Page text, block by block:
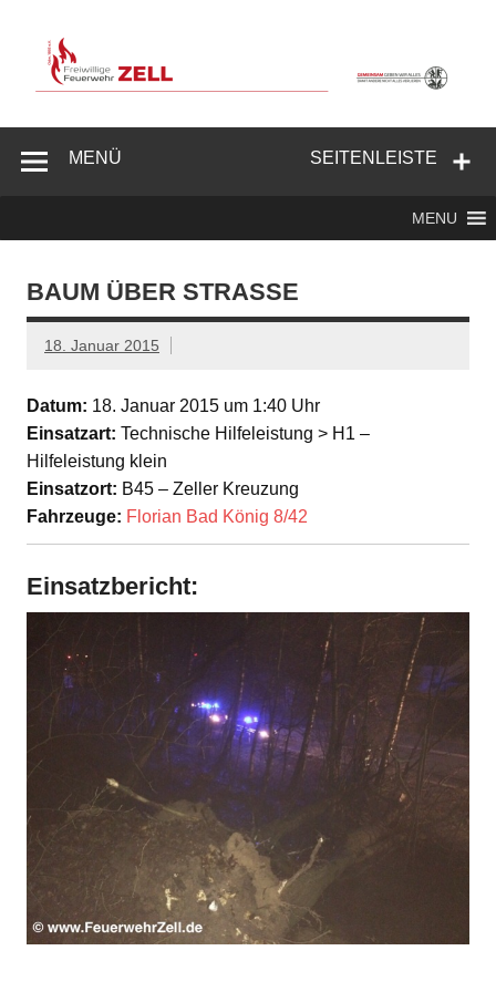
springen
Feuerwehr
SEITENLEISTE
MENÜ
MENU
BAUM ÜBER STRASSE
18. Januar 2015
Datum: 18. Januar 2015 um 1:40 Uhr
Einsatzart: Technische Hilfeleistung > H1 –
Hilfeleistung klein
Einsatzort: B45 – Zeller Kreuzung
Fahrzeuge: Florian Bad König 8/42
Einsatzbericht: